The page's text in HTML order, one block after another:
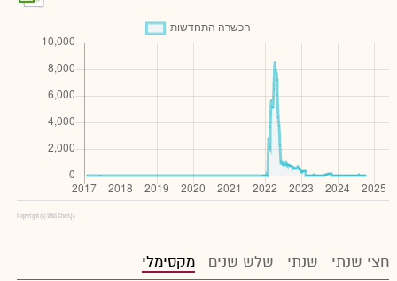
Copyright (c) 2016 Chart.js
חצי שנתי שנתי שלש שנים מקסימלי